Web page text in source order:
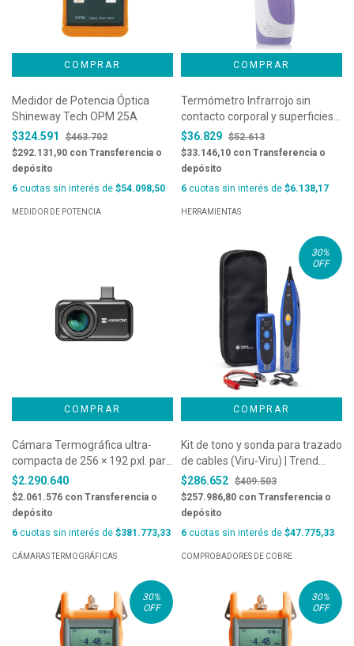
Medidor de Potencia Óptica
Shineway Tech OPM 25A
$324.591
$463.702
$292.131,90 con Transferencia o
depósito
6 cuotas sin interés de $54.098,50
MEDIDOR DE POTENCIA
Termómetro Infrarrojo sin
contacto corporal y superficies |
DT-8806H
$36.829 $52.613
$33.146,10 con Transferencia o
depósito
6 cuotas sin interés de $6.138,17
HERRAMIENTAS
Cámara Termográfica ultra-
compacta de 256 × 192 pxl. para
Android | Hikmicro - Mini3
$2.290.640
$2.061.576 con Transferencia o
depósito
6 cuotas sin interés de $381.773,33
CÁMARAS TERMOGRÁFICAS
30%
OFF
Kit de tono y sonda para trazado
de cables (Viru-Viru) | Trend
Networks
$286.652 $409.503
$257.986,80 con Transferencia o
depósito
6 cuotas sin interés de $47.775,33
COMPROBADORES DE COBRE
30%
OFF
30%
OFF